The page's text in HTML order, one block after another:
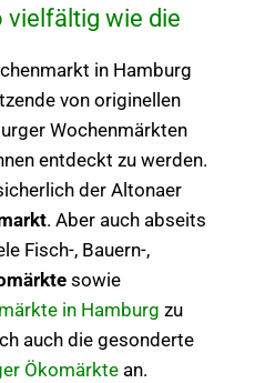
vielfältig wie die
in Hamburg
von originellen
Wochenmärkten
entdeckt zu werden.
der Altonaer
. Aber auch abseits
Fisch-, Bauern-,
sowie
in Hamburg zu
auch die gesonderte
Ökomärkte an.